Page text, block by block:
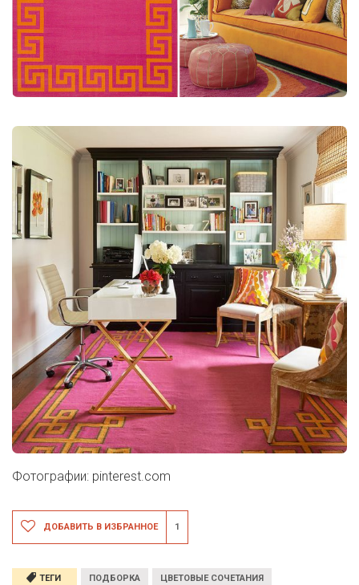
Фотографии: pinterest.com
ДОБАВИТЬ В ИЗБРАННОЕ 1
ТЕГИ ПОДБОРКА ЦВЕТОВЫЕ СОЧЕТАНИЯ